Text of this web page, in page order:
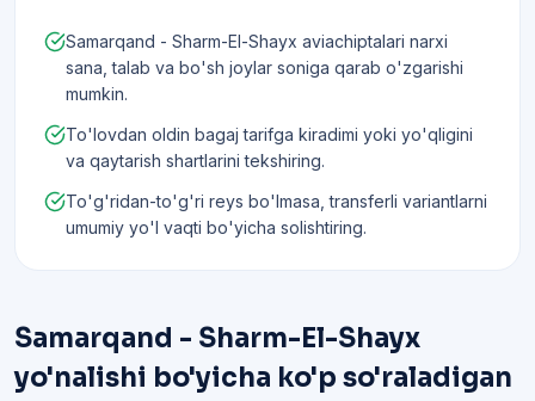
Samarqand - Sharm-El-Shayx aviachiptalari narxi
sana, talab va bo'sh joylar soniga qarab o'zgarishi
mumkin.
To'lovdan oldin bagaj tarifga kiradimi yoki yo'qligini
va qaytarish shartlarini tekshiring.
To'g'ridan-to'g'ri reys bo'lmasa, transferli variantlarni
umumiy yo'l vaqti bo'yicha solishtiring.
Samarqand - Sharm-El-Shayx
yo'nalishi bo'yicha ko'p so'raladigan